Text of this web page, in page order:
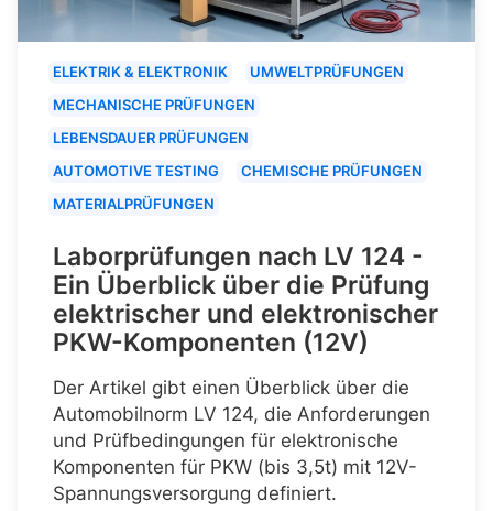
ELEKTRIK & ELEKTRONIK
UMWELTPRÜFUNGEN
MECHANISCHE PRÜFUNGEN
LEBENSDAUER PRÜFUNGEN
AUTOMOTIVE TESTING
CHEMISCHE PRÜFUNGEN
MATERIALPRÜFUNGEN
Laborprüfungen nach LV 124 -
Ein Überblick über die Prüfung
elektrischer und elektronischer
PKW-Komponenten (12V)
Der Artikel gibt einen Überblick über die
Automobilnorm LV 124, die Anforderungen
und Prüfbedingungen für elektronische
Komponenten für PKW (bis 3,5t) mit 12V-
Spannungsversorgung definiert.